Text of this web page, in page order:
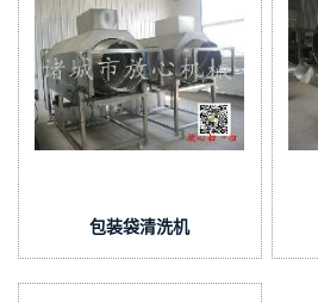
包装袋清洗机